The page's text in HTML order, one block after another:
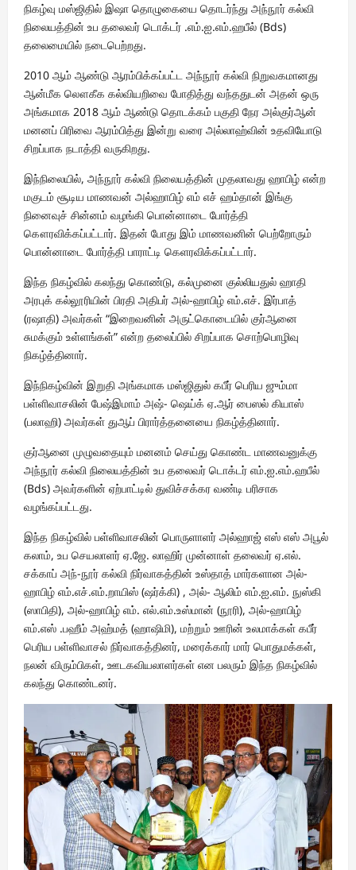
நிகழ்வு மஸ்ஜிதில் இஷா தொழுகையை தொடர்ந்து அந்நூர் கல்வி
நிலையத்தின் உப தலைவர் டொக்டர் .எம்.ஐ.எம்.ஹபீல் (Bds)
தலைமையில் நடைபெற்றது.
2010 ஆம் ஆண்டு ஆரம்பிக்கப்பட்ட அந்நூர் கல்வி நிறுவகமானது
ஆன்மீக லௌகீக கல்வியறிவை போதித்து வந்ததுடன் அதன் ஒரு
அங்கமாக 2018 ஆம் ஆண்டு தொடக்கம் பகுதி நேர அல்குர்ஆன்
மனனப் பிரிவை ஆரம்பித்து இன்று வரை அல்லாஹ்வின் உதவியோடு
சிறப்பாக நடாத்தி வருகிறது.
இந்நிலையில், அந்நூர் கல்வி நிலையத்தின் முதலாவது ஹாபிழ் என்ற
மகுடம் சூடிய மாணவன் அல்ஹாபிழ் எம் எச் ஹம்தான் இங்கு
நினைவுச் சின்னம் வழங்கி பொன்னாடை போர்த்தி
கௌரவிக்கப்பட்டார். இதன் போது இம் மாணவனின் பெற்றோரும்
பொன்னாடை போர்த்தி பாராட்டி கெளரவிக்கப்பட்டார்.
இந்த நிகழ்வில் கலந்து கொண்டு, கல்முனை குல்லியதுல் ஹாதி
அரபுக் கல்லூரியின் பிரதி அதிபர் அல்-ஹாபிழ் எம்.எச். இர்பாத்
(ரஷாதி) அவர்கள் “இறைவனின் அருட்கொடையில் குர்ஆனை
சுமக்கும் உள்ளங்கள்” என்ற தலைப்பில் சிறப்பாக சொற்பொழிவு
நிகழ்த்தினார்.
இந்நிகழ்வின் இறுதி அங்கமாக மஸ்ஜிதுல் கபீர் பெரிய ஜும்மா
பள்ளிவாசலின் பேஷ்இமாம் அஷ்- ஷெய்க் ஏ.ஆர் பைஸல் கியாஸ்
(பலாஹி) அவர்கள் துஆப் பிரார்த்தனையை நிகழ்த்தினார்.
குர்ஆனை முழுவதையும் மனனம் செய்து கொண்ட மாணவனுக்கு
அந்நூர் கல்வி நிலையத்தின் உப தலைவர் டொக்டர் எம்.ஐ.எம்.ஹபீல்
(Bds) அவர்களின் ஏற்பாட்டில் துவிச்சக்கர வண்டி பரிசாக
வழங்கப்பட்டது.
இந்த நிகழ்வில் பள்ளிவாசலின் பொருளாளர் அல்ஹாஜ் எஸ் எஸ் அபூல்
கலாம், உப செயலாளர் ஏ.ஜே. லாஹிர் முன்னாள் தலைவர் ஏ.எல்.
சக்காப் அந்-நூர் கல்வி நிர்வாகத்தின் உஸ்தாத் மார்களான அல்-
ஹாபிழ் எம்.எச்.எம்.றாயிஸ் (ஷர்க்கி) , அல்- ஆலிம் எம்.ஐ.எம். நுஸ்கி
(ஸாபிதி), அல்-ஹாபிழ் எம். எல்.எம்.உஸ்மான் (நூரி), அல்-ஹாபிழ்
எம்.எஸ் .பஹீம் அஹ்மத் (ஹாஷிமி), மற்றும் ஊரின் உலமாக்கள் கபீர்
பெரிய பள்ளிவாசல் நிர்வாகத்தினர், மரைக்கார் மார் பொதுமக்கள்,
நலன் விரும்பிகள், ஊடகவியலாளர்கள் என பலரும் இந்த நிகழ்வில்
கலந்து கொண்டனர்.